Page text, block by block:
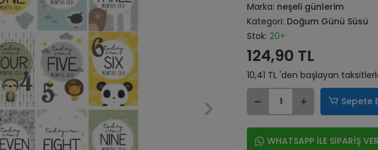
Marka: neşeli günlerim
Kategori: Doğum Günü Süsü
Stok: 20+
124,90 TL
10,41 TL 'den başlayan
Sepete
WHATSAPP İLE SİPARİŞ VER